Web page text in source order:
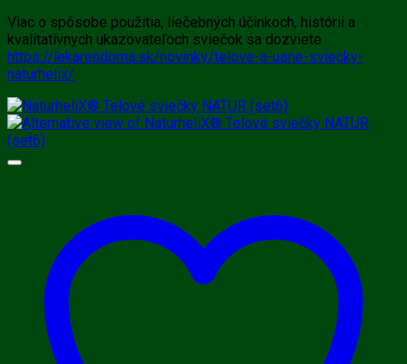
Viac o spôsobe použitia, liečebných účinkoch, histórii a
kvalitatívnych ukazovateľoch sviečok sa dozviete
https://lekarendoma.sk/novinky/telove-a-usne-sviecky-
naturhelix/